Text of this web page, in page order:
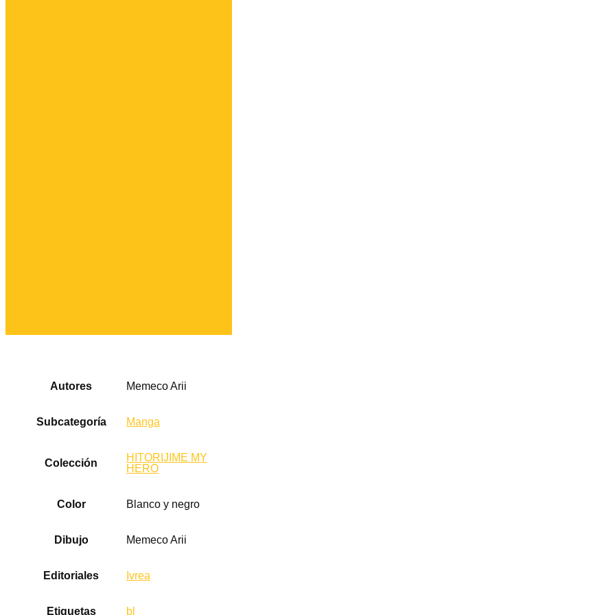
Autores Memeco Arii
Subcategoría Manga
Colección
HITORIJIME MY
HERO
Color Blanco y negro
Dibujo Memeco Arii
Editoriales Ivrea
Etiquetas bl